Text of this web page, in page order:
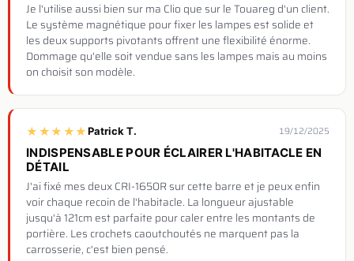
Je l'utilise aussi bien sur ma Clio que sur le Touareg d'un client.
Le système magnétique pour fixer les lampes est solide et
les deux supports pivotants offrent une flexibilité énorme.
Dommage qu'elle soit vendue sans les lampes mais au moins
on choisit son modèle.
★★★★★Patrick T. 19/12/2025
INDISPENSABLE POUR ÉCLAIRER L'HABITACLE EN
DÉTAIL
J'ai fixé mes deux CRI-1650R sur cette barre et je peux enfin
voir chaque recoin de l'habitacle. La longueur ajustable
jusqu'à 121cm est parfaite pour caler entre les montants de
portière. Les crochets caoutchoutés ne marquent pas la
carrosserie, c'est bien pensé.